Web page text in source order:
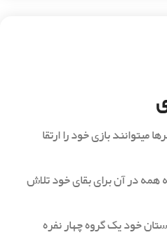
میتوانند بازی خود را ارتقا
در آن برای بقای خود تلاش
خود یک گروه چهار نفره